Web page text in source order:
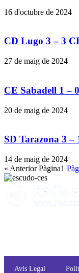
16 d'octubre de 2024
CD Lugo 3 – 3
27 de maig de 2024
CE Sabadell 1 –
20 de maig de 2024
SD Tarazona 3 –
14 de maig de 2024
« Anterior Pàgina1
Avis Legal